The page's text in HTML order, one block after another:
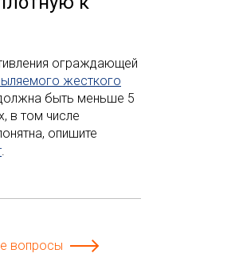
ограждающей
жесткого
быть меньше 5
в том числе
опишите
.
вопросы